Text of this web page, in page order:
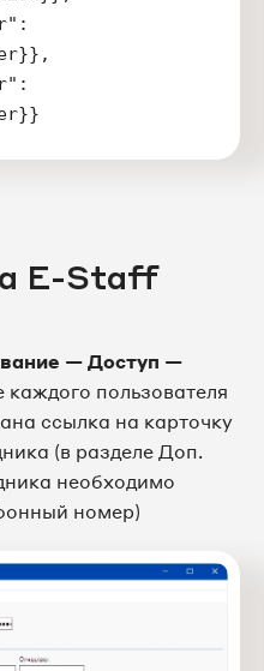
E-Staff
— Доступ —
каждого пользователя
ссылка на карточку
(в разделе Доп.
необходимо
номер)